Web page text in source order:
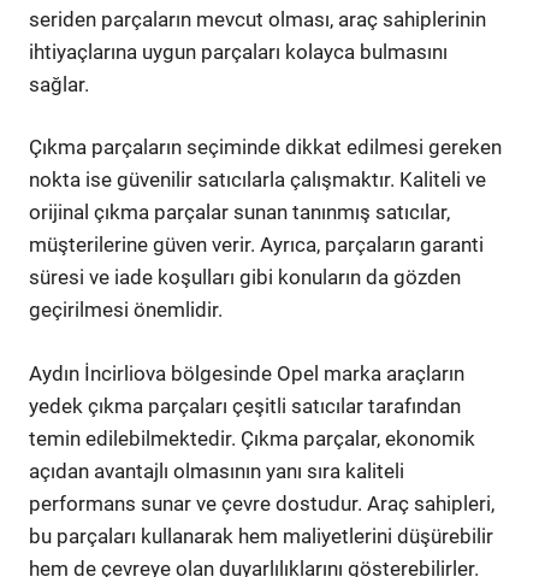
seriden parçaların mevcut olması, araç sahiplerinin
ihtiyaçlarına uygun parçaları kolayca bulmasını
sağlar.
Çıkma parçaların seçiminde dikkat edilmesi gereken
nokta ise güvenilir satıcılarla çalışmaktır. Kaliteli ve
orijinal çıkma parçalar sunan tanınmış satıcılar,
müşterilerine güven verir. Ayrıca, parçaların garanti
süresi ve iade koşulları gibi konuların da gözden
geçirilmesi önemlidir.
Aydın İncirliova bölgesinde Opel marka araçların
yedek çıkma parçaları çeşitli satıcılar tarafından
temin edilebilmektedir. Çıkma parçalar, ekonomik
açıdan avantajlı olmasının yanı sıra kaliteli
performans sunar ve çevre dostudur. Araç sahipleri,
bu parçaları kullanarak hem maliyetlerini düşürebilir
hem de çevreye olan duyarlılıklarını gösterebilirler.